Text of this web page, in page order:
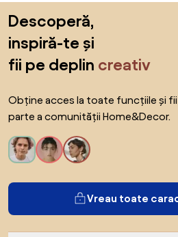
Descoperă,
inspiră-te și
fii pe deplin creativ
Obține acces la toate funcțiile și fii
parte a comunității Home&Decor.
Vreau toate